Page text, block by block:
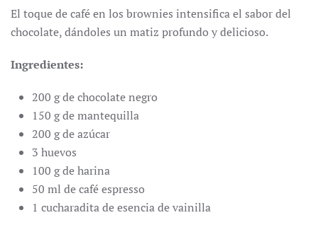
El toque de café en los brownies intensifica el sabor del
chocolate, dándoles un matiz profundo y delicioso.
Ingredientes:
200 g de chocolate negro
150 g de mantequilla
200 g de azúcar
3 huevos
100 g de harina
50 ml de café espresso
1 cucharadita de esencia de vainilla